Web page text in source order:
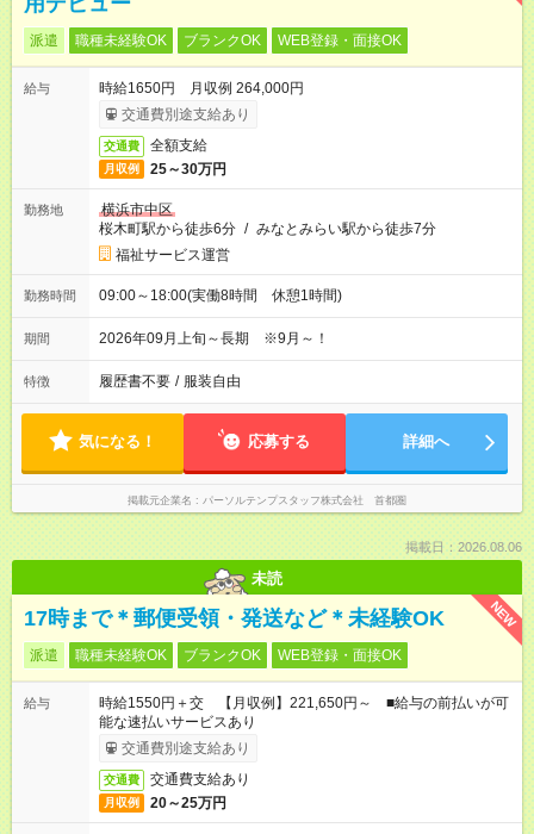
派遣 職種未経験OK ブランクOK WEB登録・面接OK
給与
時給1650円 月収例 264,000円
交通費別途支給あり
交通費 全額支給
月収例 25～30万円
勤務地
横浜市中区
桜木町駅から徒歩6分 / みなとみらい駅から徒歩7分
福祉サービス運営
勤務時間 09:00～18:00(実働8時間 休憩1時間)
期間 2026年09月上旬～長期 ※9月～！
特徴 履歴書不要 / 服装自由
気になる！ 応募する 詳細へ
掲載元企業名 パーソルテンプスタッフ株式会社 首都圏
掲載日：2026.08.06
未読
NEW
17時まで＊郵便受領・発送など＊未経験OK
派遣 職種未経験OK ブランクOK WEB登録・面接OK
給与
時給1550円＋交 【月収例】221,650円～ ■給与の前払いが可
能な速払いサービスあり
交通費別途支給あり
交通費 交通費支給あり
月収例 20～25万円